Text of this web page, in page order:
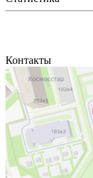
Контакты